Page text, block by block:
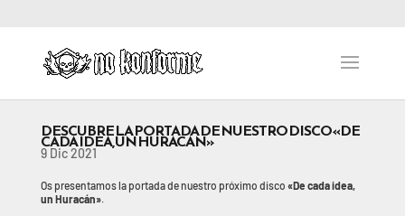
DESCUBRE LA PORTADA DE NUESTRO DISCO «DE
CADA IDEA, UN HURACÁN»
9 Dic 2021
Os presentamos la portada de nuestro próximo disco «De cada idea,
un Huracán».